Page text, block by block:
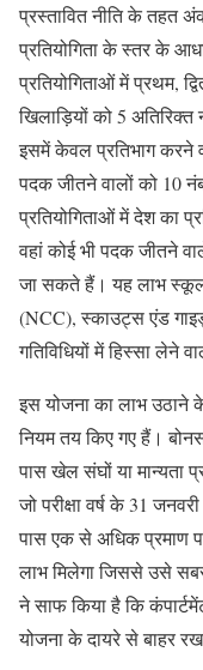
प्रस्तावित नीति के तहत
प्रतियोगिता के स्तर के
प्रतियोगिताओं में प्रथम,
खिलाड़ियों को 5 अतिरिक्त
इसमें केवल प्रतिभाग करने
पदक जीतने वालों को 10
प्रतियोगिताओं में देश का
वहां कोई भी पदक जीतने
जा सकते हैं। यह लाभ
(NCC), स्काउट्स एंड
गतिविधियों में हिस्सा लेने
इस योजना का लाभ उठाने
नियम तय किए गए हैं।
पास खेल संघों या मान्यता
जो परीक्षा वर्ष के 31
पास एक से अधिक प्रमाण
लाभ मिलेगा जिससे उसे
ने साफ किया है कि
योजना के दायरे से बाहर